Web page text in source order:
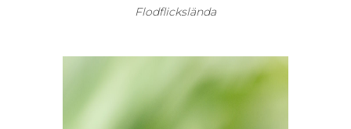
Flodflickslända